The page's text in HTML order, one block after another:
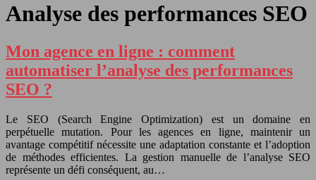
Analyse des performances SEO
Mon agence en ligne : comment
automatiser l’analyse des performances
SEO ?
Le SEO (Search Engine Optimization) est un domaine en
perpétuelle mutation. Pour les agences en ligne, maintenir un
avantage compétitif nécessite une adaptation constante et l’adoption
de méthodes efficientes. La gestion manuelle de l’analyse SEO
représente un défi conséquent, au…